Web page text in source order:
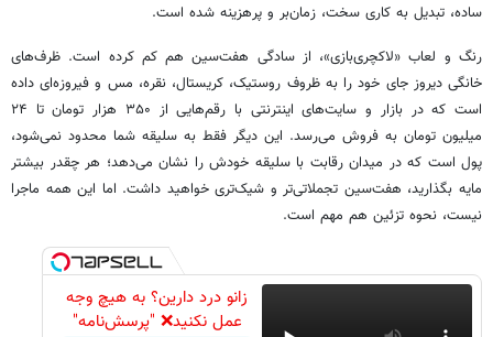
ساده، تبدیل به کاری سخت، زمان‌بر و پرهزینه شده است.
رنگ و لعاب «لاکچری‌بازی»، از سادگی هفت‌سین هم کم کرده است. ظرف‌های
خانگی دیروز جای خود را به ظروف روستیک، کریستال، نقره، مس و فیروزه‌ای داده
است که در بازار و سایت‌های اینترنتی با رقم‌هایی از ۳۵۰ هزار تومان تا ۲۴
میلیون تومان به فروش می‌رسد. این دیگر فقط به سلیقه شما محدود نمی‌شود،
پول است که در میدان رقابت با سلیقه خودش را نشان می‌دهد؛ هر چقدر بیشتر
مایه بگذارید، هفت‌سین تجملاتی‌تر و شیک‌تری خواهید داشت. اما این همه ماجرا
نیست، نحوه تزئین هم مهم است.
زانو درد دارین؟ به هیچ وجه
عمل نکنید❌ "پرسش‌نامه"